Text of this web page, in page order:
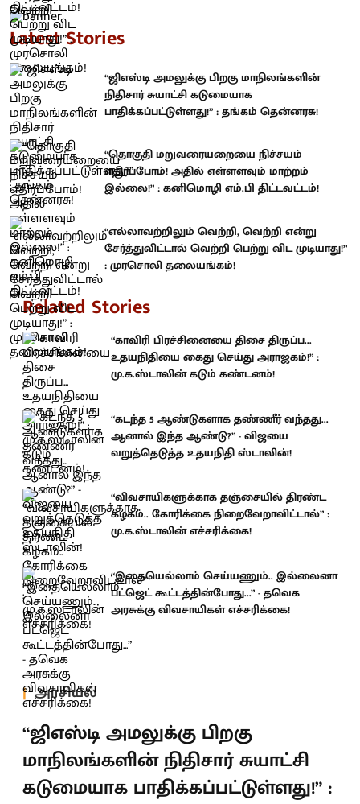
Latest Stories
“ஜிஎஸ்டி அமலுக்கு பிறகு மாநிலங்களின்
நிதிசார் சுயாட்சி கடுமையாக
பாதிக்கப்பட்டுள்ளது!” : தங்கம் தென்னரசு!
“தொகுதி மறுவரையறையை நிச்சயம்
எதிர்ப்போம்! அதில் எள்ளளவும் மாற்றம்
இல்லை!” : கனிமொழி எம்.பி திட்டவட்டம்!
“எல்லாவற்றிலும் வெற்றி, வெற்றி என்று
சேர்த்துவிட்டால் வெற்றி பெற்று விட முடியாது!”
: முரசொலி தலையங்கம்!
Related Stories
“காவிரி பிரச்சினையை திசை திருப்ப...
உதயநிதியை கைது செய்து அராஜகம்!” :
மு.க.ஸ்டாலின் கடும் கண்டனம்!
“கடந்த 5 ஆண்டுகளாக தண்ணீர் வந்தது...
ஆனால் இந்த ஆண்டு?” - விஜயை
வறுத்தெடுத்த உதயநிதி ஸ்டாலின்!
“விவசாயிகளுக்காக தஞ்சையில் திரண்ட
கழகம்.. கோரிக்கை நிறைவேறாவிட்டால்” :
மு.க.ஸ்டாலின் எச்சரிக்கை!
“இதையெல்லாம் செய்யணும்.. இல்லைனா
பட்ஜெட் கூட்டத்தின்போது...” - தவெக
அரசுக்கு விவசாயிகள் எச்சரிக்கை!
அரசியல்
“ஜிஎஸ்டி அமலுக்கு பிறகு
மாநிலங்களின் நிதிசார் சுயாட்சி
கடுமையாக பாதிக்கப்பட்டுள்ளது!” :